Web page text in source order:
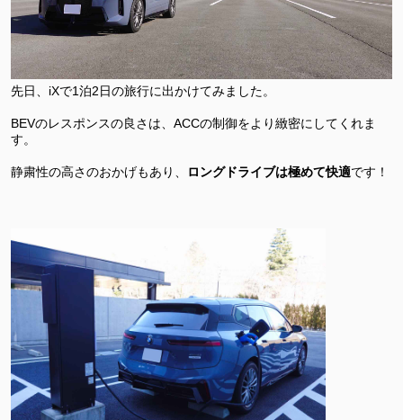
先日、iXで1泊2日の旅行に出かけてみました。
BEVのレスポンスの良さは、ACCの制御をより緻密にしてくれま
す。
静粛性の高さのおかげもあり、 ロングドライブは極めて快適です！